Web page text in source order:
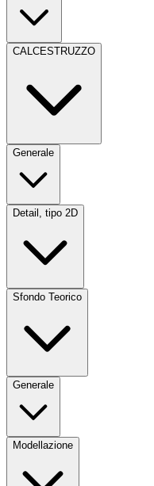
CALCESTRUZZO
Generale
Detail, tipo 2D
Sfondo Teorico
Generale
Modellazione